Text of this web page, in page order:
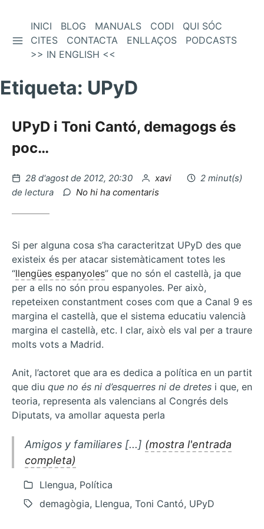
contingut
BARRA LATERAL
INICI BLOG MANUALS CODI
QUI SÓC
CITES
CONTACTA ENLLAÇOS
PODCASTS
>> IN ENGLISH <<
Etiqueta: UPyD
UPyD i Toni Cantó, demagogs és
poc…
Publicat
el
28 d'agost de 2012, 20:30 per
xavi
2 minut(s)
de lectura
No hi ha comentaris
Cantó,
demagogs
poc…
Si per alguna cosa s’ha caracteritzat UPyD des que
existeix és per atacar sistemàticament totes les
“llengües espanyoles” que no són el castellà, ja que
per a ells no són prou espanyoles. Per això,
repeteixen constantment coses com que a Canal 9 es
margina el castellà, que el sistema educatiu valencià
margina el castellà, etc. I clar, això els val per a traure
molts vots a Madrid.
Anit, l’actoret que ara es dedica a política en un partit
que diu que no és ni d’esquerres ni de dretes i que, en
teoria, representa als valencians al Congrés dels
Diputats, va amollar aquesta perla
Amigos y familiares [...] (mostra l'entrada
completa)
Llengua, Política
demagògia, Llengua, Toni Cantó, UPyD